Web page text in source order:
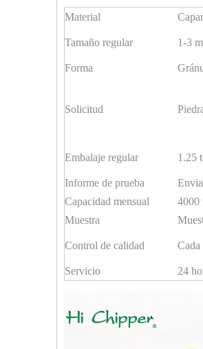
Material
Tamaño regular 1-3
Forma
Solicitud
Embalaje regular 1.25
Informe de prueba
Capacidad mensual
4000
Muestra
Control de calidad Cada
Servicio 24